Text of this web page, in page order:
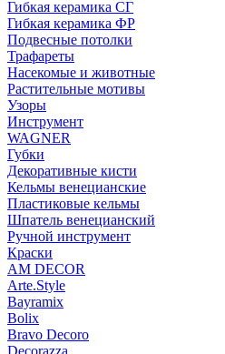
Гибкая керамика СГ
Гибкая керамика ФР
Подвесные потолки
Трафареты
Насекомые и животные
Растительные мотивы
Узоры
Инструмент
WAGNER
Губки
Декоративные кисти
Кельмы венецианские
Пластиковые кельмы
Шпатель венецианский
Ручной инструмент
Краски
AM DECOR
Arte.Style
Bayramix
Bolix
Bravo Decoro
Decorazza